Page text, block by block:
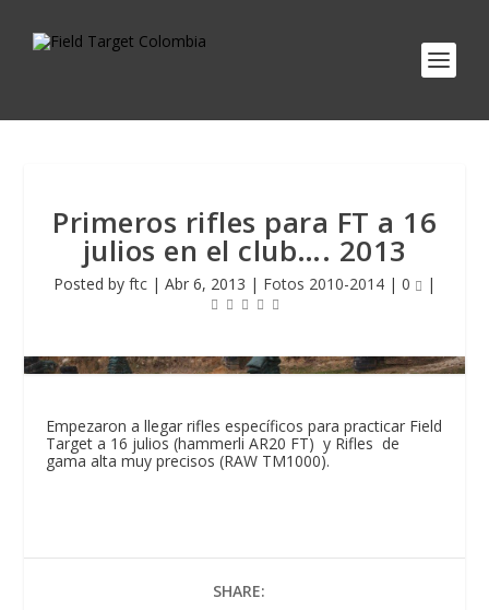
Primeros rifles para FT a 16
julios en el club…. 2013
Posted by ftc | Abr 6, 2013 | Fotos 2010-2014 | 0 |
Empezaron a llegar rifles específicos para practicar Field
Target a 16 julios (hammerli AR20 FT) y Rifles de
gama alta muy precisos (RAW TM1000).
SHARE: